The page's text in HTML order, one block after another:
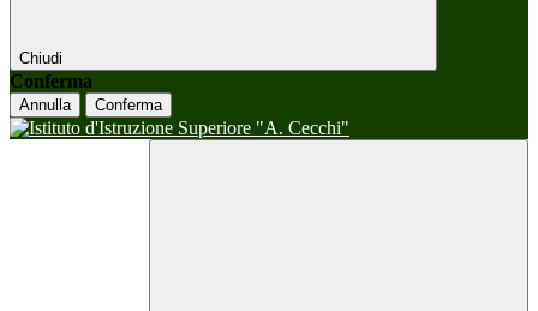
Chiudi
Conferma
Annulla Conferma